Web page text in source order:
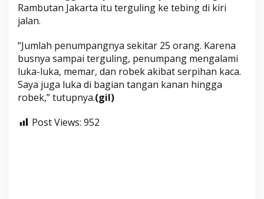
Rambutan Jakarta itu terguling ke tebing di kiri
jalan.
“Jumlah penumpangnya sekitar 25 orang. Karena
busnya sampai terguling, penumpang mengalami
luka-luka, memar, dan robek akibat serpihan kaca.
Saya juga luka di bagian tangan kanan hingga
robek,” tutupnya.(gil)
Post Views: 952